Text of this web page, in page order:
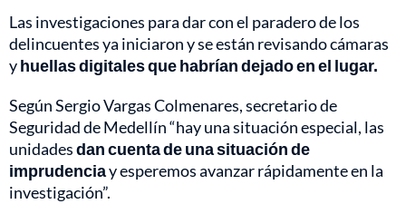
Las investigaciones para dar con el paradero de los
delincuentes ya iniciaron y se están revisando cámaras
yhuellas digitales que habrían dejado en el lugar.
Según Sergio Vargas Colmenares, secretario de
Seguridad de Medellín “hay una situación especial, las
unidadesdan cuenta de una situación de
imprudenciay esperemos avanzar rápidamente en la
investigación”.